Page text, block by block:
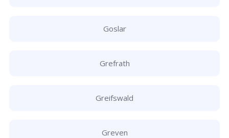
Goslar
Grefrath
Greifswald
Greven